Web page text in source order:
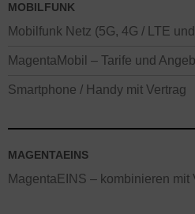
MOBILFUNK
Mobilfunk Netz (5G, 4G / LTE
MagentaMobil – Tarife und
Smartphone / Handy mit Vertrag
MAGENTAEINS
MagentaEINS – kombinieren mit